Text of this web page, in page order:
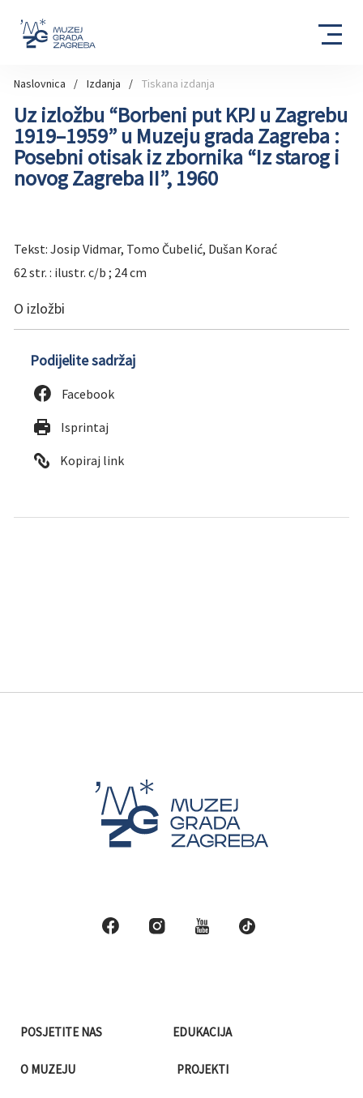
Naslovnica Izdanja Tiskana izdanja
Uz izložbu “Borbeni put KPJ u Zagrebu
1919–1959” u Muzeju grada Zagreba :
Posebni otisak iz zbornika “Iz starog i
novog Zagreba II”, 1960
Tekst: Josip Vidmar, Tomo Čubelić, Dušan Korać
62 str. : ilustr. c/b ; 24 cm
O izložbi
Podijelite sadržaj
Facebook
Isprintaj
Kopiraj link
POSJETITE NAS
O MUZEJU
EDUKACIJA
PROJEKTI